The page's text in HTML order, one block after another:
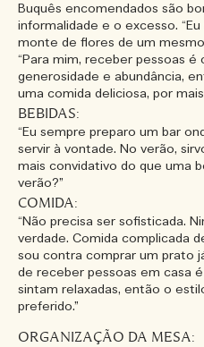
Buquês encomendados são
informalidade e o excesso.
monte de flores de um
“Para mim, receber pessoas é
generosidade e abundância,
uma comida deliciosa, por
BEBIDAS:
“Eu sempre preparo um bar
servir à vontade. No verão,
mais convidativo do que uma
verão?”
COMIDA:
“Não precisa ser sofisticada.
verdade. Comida complicada
sou contra comprar um prato
de receber pessoas em casa
sintam relaxadas, então o
preferido.”
ORGANIZAÇÃO DA MESA: